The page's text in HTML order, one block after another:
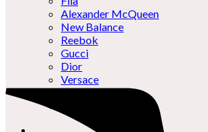
Alexander McQueen
New Balance
Reebok
Gucci
Dior
Versace
Veja